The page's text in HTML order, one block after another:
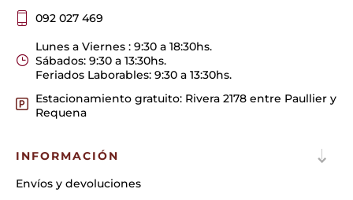
092 027 469
Lunes a Viernes : 9:30 a 18:30hs.
Sábados: 9:30 a 13:30hs.
Feriados Laborables: 9:30 a 13:30hs.
Estacionamiento gratuito: Rivera 2178 entre Paullier y
Requena
INFORMACIÓN
Envíos y devoluciones